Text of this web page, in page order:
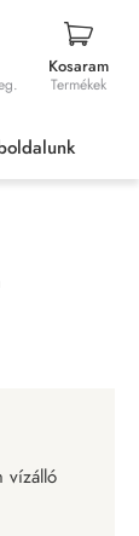
Kosaram
Termékek
vízálló